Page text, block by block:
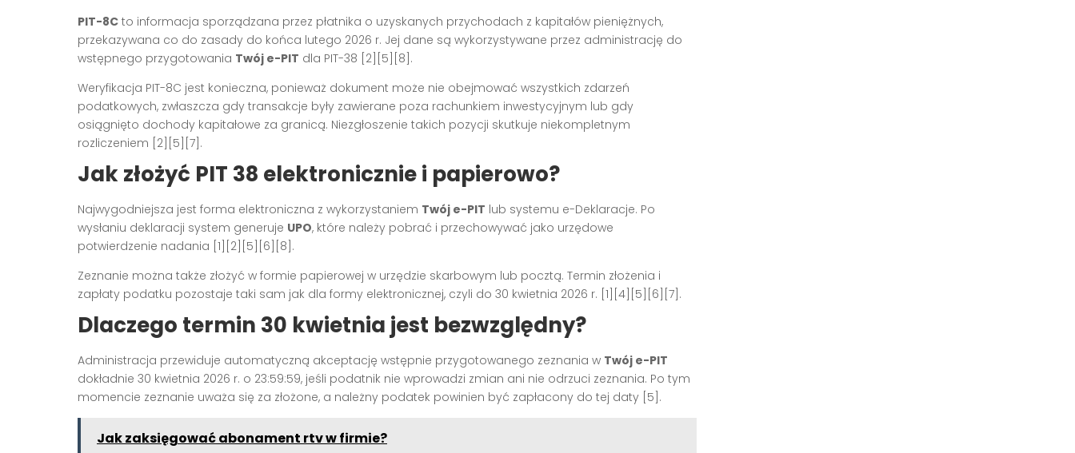
PIT-8C to informacja sporządzana przez płatnika o uzyskanych przychodach z kapitałów pieniężnych,
przekazywana co do zasady do końca lutego 2026 r. Jej dane są wykorzystywane przez administrację do
wstępnego przygotowania Twój e-PIT dla PIT-38 [2][5][8].
Weryfikacja PIT-8C jest konieczna, ponieważ dokument może nie obejmować wszystkich zdarzeń
podatkowych, zwłaszcza gdy transakcje były zawierane poza rachunkiem inwestycyjnym lub gdy
osiągnięto dochody kapitałowe za granicą. Niezgłoszenie takich pozycji skutkuje niekompletnym
rozliczeniem [2][5][7].
Jak złożyć PIT 38 elektronicznie i papierowo?
Najwygodniejsza jest forma elektroniczna z wykorzystaniem Twój e-PIT lub systemu e-Deklaracje. Po
wysłaniu deklaracji system generuje UPO, które należy pobrać i przechowywać jako urzędowe
potwierdzenie nadania [1][2][5][6][8].
Zeznanie można także złożyć w formie papierowej w urzędzie skarbowym lub pocztą. Termin złożenia i
zapłaty podatku pozostaje taki sam jak dla formy elektronicznej, czyli do 30 kwietnia 2026 r. [1][4][5][6][7].
Dlaczego termin 30 kwietnia jest bezwzględny?
Administracja przewiduje automatyczną akceptację wstępnie przygotowanego zeznania w Twój e-PIT
dokładnie 30 kwietnia 2026 r. o 23:59:59, jeśli podatnik nie wprowadzi zmian ani nie odrzuci zeznania. Po tym
momencie zeznanie uważa się za złożone, a należny podatek powinien być zapłacony do tej daty [5].
Jak zaksięgować abonament rtv w firmie?